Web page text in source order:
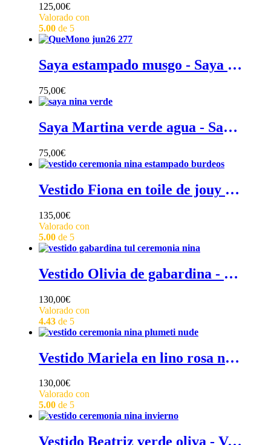
125,00€
Valorado con
5.00 de 5
Saya estampado musgo - Saya niña sencilla en algodón estampado floral verde con lazos
75,00€
Saya Martina verde agua - Saya de niña verde agua con espalda en pico y lazo en espalda, 50% lino 50% algodón
75,00€
Vestido Fiona en toile de jouy burdeos - Vestido de ceremonia de niña en color burdeos, con manga francesa y escote caja, en toile de jouy estampado
135,00€
Valorado con
5.00 de 5
Vestido Olivia de gabardina - Vestido de niña para ceremonia con manga a codo, cuerpo blanco y falda de algodón de color con sobrefalda de tul blanco
130,00€
Valorado con
4.43 de 5
Vestido Mariela en lino rosa nude - Vestido de ceremonia para niña rosa nude con falda de tul plumeti blanco para niña sin mangas y cuello redondo
130,00€
Valorado con
5.00 de 5
Vestido Beatriz verde oliva - Vestido verde oliva de niña para ceremonia de invierno, con ribetes blancos en mangas, cuello y falda, 100% algodón